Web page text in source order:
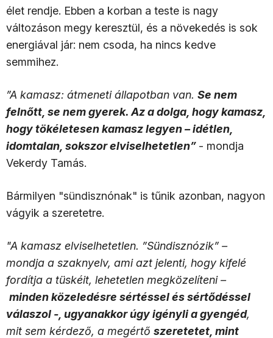
élet rendje. Ebben a korban a teste is nagy
változáson megy keresztül, és a növekedés is sok
energiával jár: nem csoda, ha nincs kedve
semmihez.
”A kamasz: átmeneti állapotban van. Se nem
felnőtt, se nem gyerek. Az a dolga, hogy kamasz,
hogy tökéletesen kamasz legyen – idétlen,
idomtalan, sokszor elviselhetetlen” - mondja
Vekerdy Tamás.
Bármilyen "sündisznónak" is tűnik azonban, nagyon
vágyik a szeretetre.
"A kamasz elviselhetetlen. ”Sündisznózik” –
mondja a szaknyelv, ami azt jelenti, hogy kifelé
fordítja a tüskéit, lehetetlen megközelíteni –
minden közeledésre sértéssel és sértődéssel
válaszol -, ugyanakkor úgy igényli a gyengéd,
mit sem kérdező, a megértő szeretetet, mint